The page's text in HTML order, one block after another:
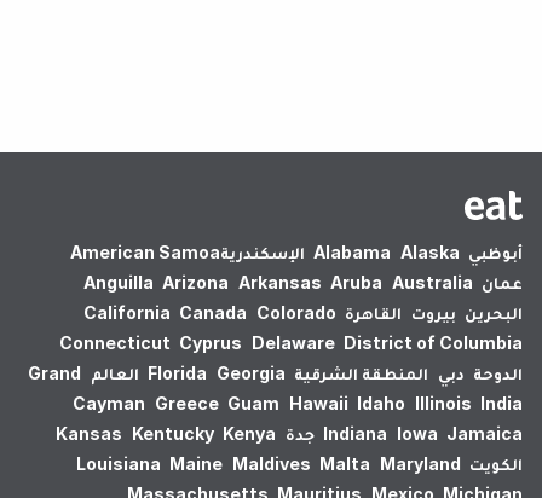
أبوظبي Alabama Alaska الإسكندرية‎American Samoa
عمان
Anguilla Arizona Arkansas Aruba Australia
البحرين بيروت القاهرة California Canada Colorado
Connecticut Cyprus Delaware District of Columbia
الدوحة دبي المنطقة الشرقية Florida Georgia العالم
Grand
Cayman Greece Guam Hawaii Idaho Illinois India
Indiana Iowa Jamaica جدة Kansas Kentucky Kenya
الكويت
Louisiana Maine Maldives Malta Maryland